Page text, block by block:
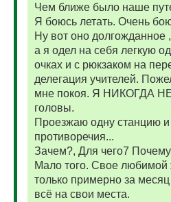
Чем ближе было наше
Я боюсь летать. Очень
Ну вот оно долгожданное
а я одел на себя легкую
очках и с рюкзаком на
делегация учителей.
мне покоя. Я НИКОГДА
головы.
Проезжаю одну станцию и
противоречия...
Зачем?, Для чего7
Мало того. Свое любимой
только примерно за
всё на свои места.